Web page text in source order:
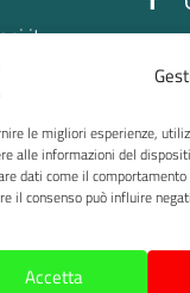
le migliori esperienze,
alle informazioni del
dati come il
il consenso può influire
Accetta
GIO
Nei
sono